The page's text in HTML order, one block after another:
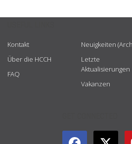
Kontakt
Über die HCCH
FAQ
Neuigkeiten
Letzte
Aktualisierungen
Vakanzen